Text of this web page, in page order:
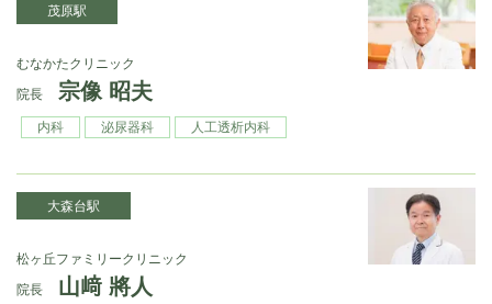
茂原駅
むなかたクリニック
院長
宗像 昭夫
内科 泌尿器科 人工透析内科
大森台駅
松ヶ丘ファミリークリニック
院長
山﨑 將人